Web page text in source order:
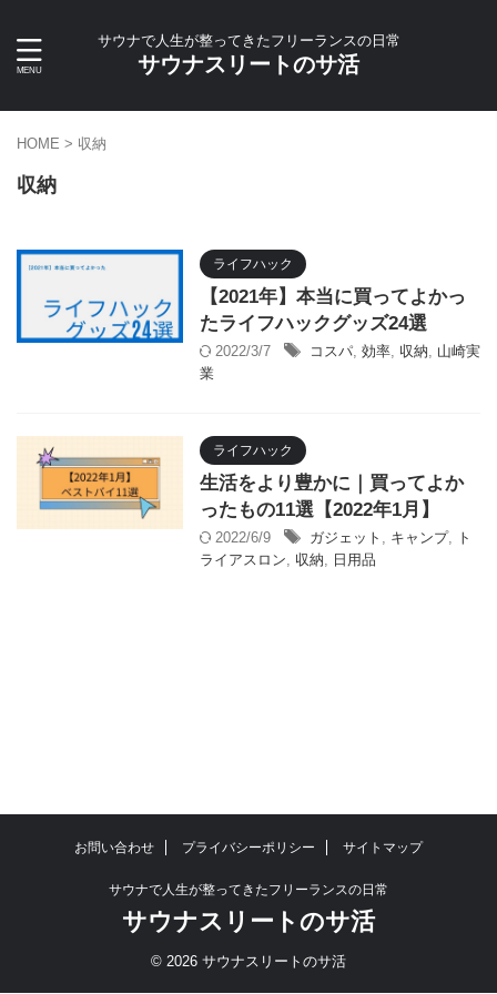
サウナで人生が整ってきたフリーランスの日常
サウナスリートのサ活
HOME > 収納
収納
ライフハック
【2021年】本当に買ってよかっ
たライフハックグッズ24選
2022/3/7 コスパ, 効率, 収納, 山崎実
業
ライフハック
生活をより豊かに｜買ってよか
ったもの11選【2022年1月】
2022/6/9 ガジェット , キャンプ, ト
ライアスロン, 収納, 日用品
お問い合わせ プライバシーポリシー サイトマップ
サウナで人生が整ってきたフリーランスの日常
サウナスリートのサ活
© 2026 サウナスリートのサ活